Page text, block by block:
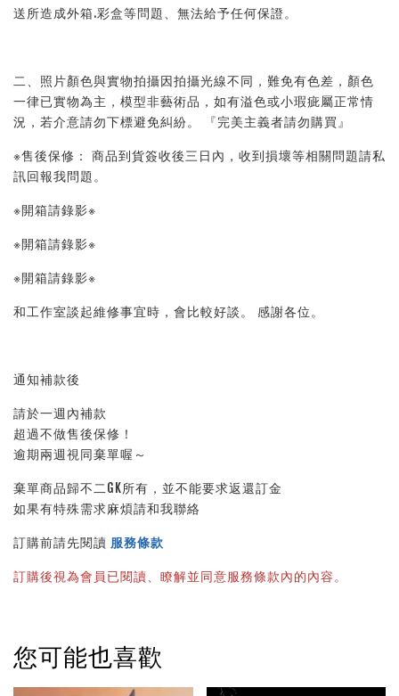
送所造成外箱.彩盒等問題、無法給予任何保證。
二、照片顏色與實物拍攝因拍攝光線不同，難免有色差，顏色
一律已實物為主，模型非藝術品，如有溢色或小瑕疵屬正常情
況，若介意請勿下標避免糾紛。 『完美主義者請勿購買』
※售後保修： 商品到貨簽收後三日內，收到損壞等相關問題請私
訊回報我問題。
※開箱請錄影※
※開箱請錄影※
※開箱請錄影※
和工作室談起維修事宜時，會比較好談。 感謝各位。
通知補款後
請於一週內補款
超過不做售後保修！
逾期兩週視同棄單喔～
棄單商品歸不二GK所有，並不能要求返還訂金
如果有特殊需求麻煩請和我聯絡
訂購前請先閱讀 服務條款
訂購後視為會員已閱讀、瞭解並同意服務條款內的內容。
您可能也喜歡